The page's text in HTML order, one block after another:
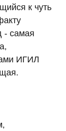
к чуть
- самая
ИГИЛ